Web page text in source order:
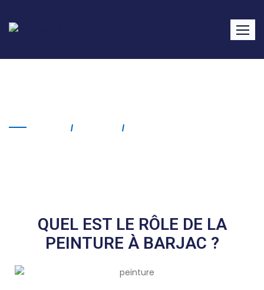
QUEL EST LE RÔLE DE LA
PEINTURE À BARJAC ?